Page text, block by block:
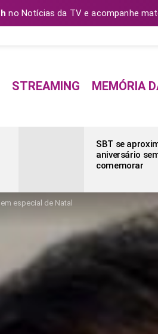
no Notícias da TV e acompanhe
STREAMING MEMÓRIA
SBT se
aniversário
comemorar
especial de Natal